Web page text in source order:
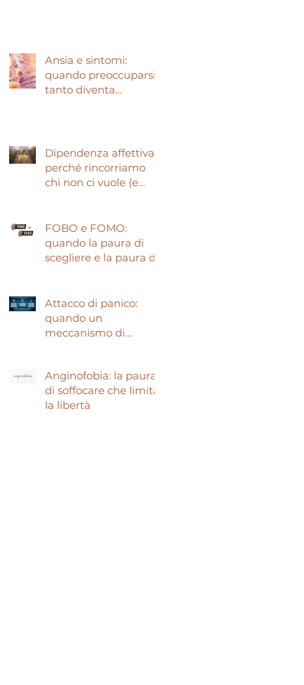
Ansia e sintomi:
quando preoccuparsi
tanto diventa
Dipendenza affettiva:
perché rincorriamo
chi non ci vuole (e
FOBO e FOMO:
quando la paura di
scegliere e la paura di
Attacco di panico:
quando un
meccanismo di
Anginofobia: la paura
di soffocare che limita
la libertà